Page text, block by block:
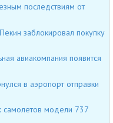
последствиям от
заблокировал покупку
авиакомпания появится
в аэропорт отправки
самолетов модели 737